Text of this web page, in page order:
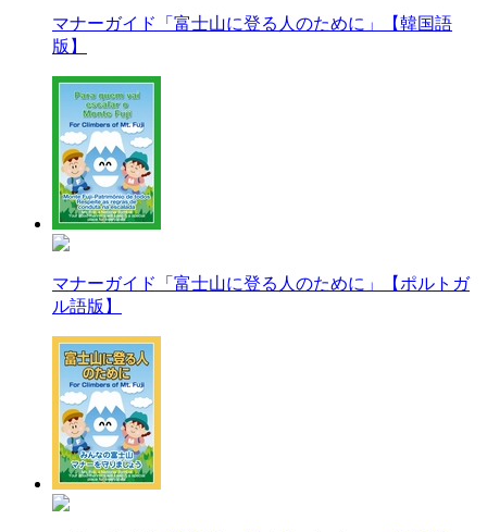
マナーガイド「富士山に登る人のために」【韓国語
版】
マナーガイド「富士山に登る人のために」【ポルトガ
ル語版】